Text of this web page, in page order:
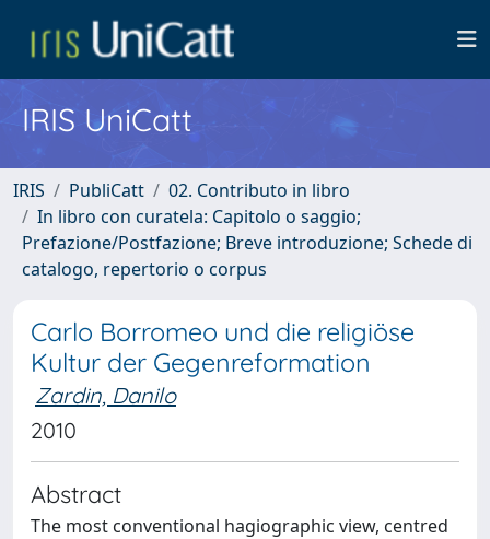
IRIS UniCatt
IRIS PubliCatt
02. Contributo in libro
In libro con curatela: Capitolo o saggio;
Prefazione/Postfazione; Breve introduzione; Schede di
catalogo, repertorio o corpus
Carlo Borromeo und die religiöse
Kultur der Gegenreformation
Zardin, Danilo
2010
Abstract
The most conventional hagiographic view, centred